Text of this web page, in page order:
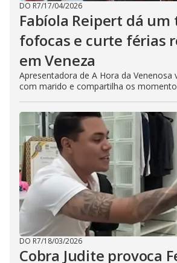
DO R7/17/04/2026
Fabíola Reipert dá um
fofocas e curte férias
em Veneza
Apresentadora de A Hora da Venenosa
com marido e compartilha os
DO R7/18/03/2026
Cobra Judite provoca